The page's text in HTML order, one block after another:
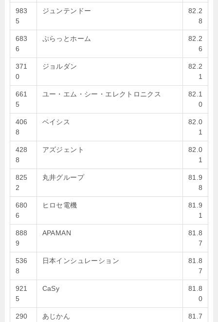
983
5
ジュンテンドー
82.2
8
683
6
ぷらっとホーム
82.2
6
371
0
ジョルダン
82.2
1
661
5
ユー・エム・シー・エレクトロニクス
82.1
0
406
8
ベイシス
82.0
1
428
8
アズジェント
82.0
1
825
2
丸井グループ
81.9
8
680
6
ヒロセ電機
81.9
1
888
9
APAMAN
81.8
7
536
8
日本インシュレーション
81.8
7
921
5
CaSy
81.8
0
290
あじかん
81.7